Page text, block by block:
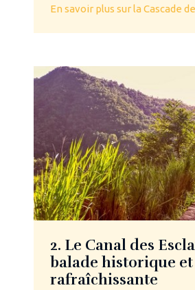
En savoir plus sur la Cascade
2. Le Canal des
balade historique et
rafraîchissante